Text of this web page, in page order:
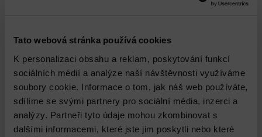
Tato webová stránka používá cookies
K personalizaci obsahu a reklam, poskytování funkcí
sociálních médií a analýze naší návštěvnosti využíváme
soubory cookie. Informace o tom, jak náš web používáte,
sdílíme se svými partnery pro sociální média, inzerci a
analýzy. Partneři tyto údaje mohou zkombinovat s
dalšími informacemi, které jste jim poskytli nebo které